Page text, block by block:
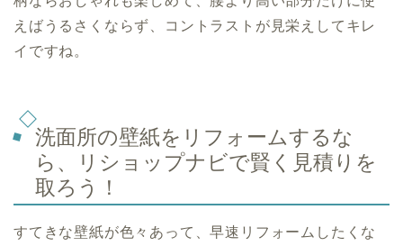
えばうるさくならず、コントラストが見栄えしてキレ
イですね。
洗面所の壁紙をリフォームするな
ら、リショップナビで賢く見積りを
取ろう！
すてきな壁紙が色々あって、早速リフォームしたくな